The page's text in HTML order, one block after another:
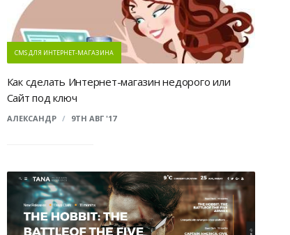
CMS ДЛЯ ИНТЕРНЕТ-МАГАЗИНА
Как сделать Интернет-магазин недорого или
Сайт под ключ
АЛЕКСАНДР / 9TH АВГ '17